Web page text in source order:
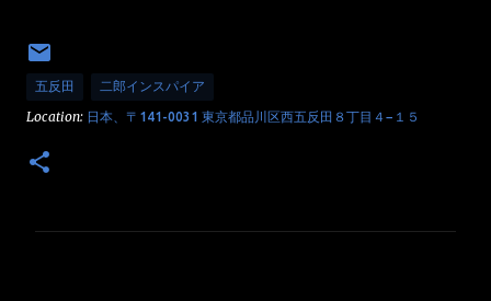
五反田 二郎インスパイア
Location: 日本、〒141-0031 東京都品川区西五反田８丁目４−１５